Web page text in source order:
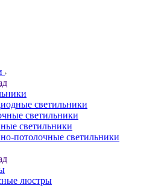
светильники
светильники
светильники
потолочные светильники
люстры